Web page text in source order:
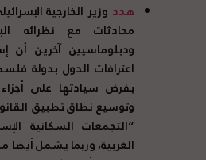
هدد وزير الخارجية
محادثات مع نظرائه
ودبلوماسيين آخرين أن
اعترافات الدول بدولة
بفرض سيادتها على
وتوسيع نطاق تطبيق
“التجمعات السكانية
الغربية، وربما يشمل